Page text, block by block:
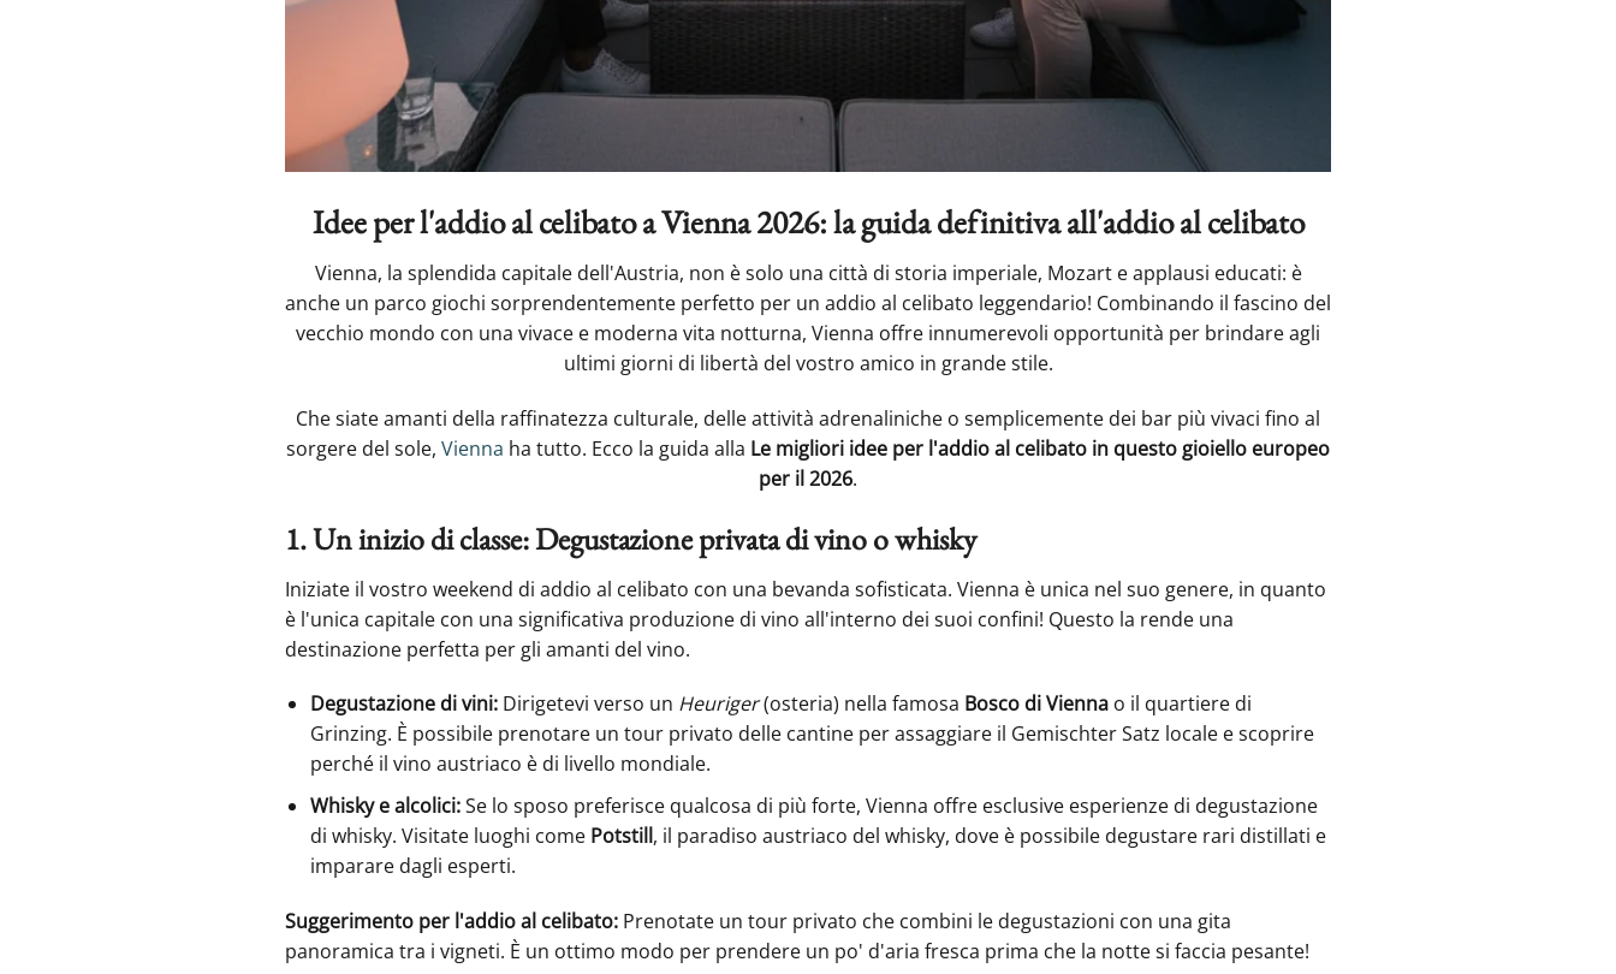
Idee per l'addio al celibato a Vienna 2026: la guida definitiva all'addio al celibato
Vienna, la splendida capitale dell'Austria, non è solo una città di storia imperiale, Mozart e applausi educati: è
anche un parco giochi sorprendentemente perfetto per un addio al celibato leggendario! Combinando il fascino del
vecchio mondo con una vivace e moderna vita notturna, Vienna offre innumerevoli opportunità per brindare agli
ultimi giorni di libertà del vostro amico in grande stile.
Che siate amanti della raffinatezza culturale, delle attività adrenaliniche o semplicemente dei bar più vivaci fino al
sorgere del sole, Vienna ha tutto. Ecco la guida alla Le migliori idee per l'addio al celibato in questo gioiello europeo
per il 2026.
1. Un inizio di classe: Degustazione privata di vino o whisky
Iniziate il vostro weekend di addio al celibato con una bevanda sofisticata. Vienna è unica nel suo genere, in quanto
è l'unica capitale con una significativa produzione di vino all'interno dei suoi confini! Questo la rende una
destinazione perfetta per gli amanti del vino.
Degustazione di vini:Dirigetevi verso un Heuriger(osteria) nella famosa Bosco di Viennao il quartiere di
Grinzing. È possibile prenotare un tour privato delle cantine per assaggiare il Gemischter Satz locale e scoprire
perché il vino austriaco è di livello mondiale.
Whisky e alcolici:Se lo sposo preferisce qualcosa di più forte, Vienna offre esclusive esperienze di degustazione
di whisky. Visitate luoghi come Potstill, il paradiso austriaco del whisky, dove è possibile degustare rari distillati e
imparare dagli esperti.
Suggerimento per l'addio al celibato: Prenotate un tour privato che combini le degustazioni con una gita
panoramica tra i vigneti. È un ottimo modo per prendere un po' d'aria fresca prima che la notte si faccia pesante!